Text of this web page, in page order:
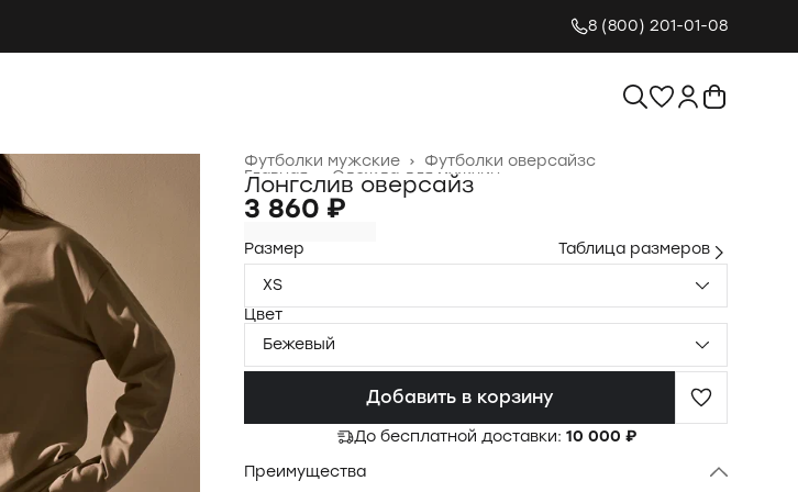
8 (800) 201-01-08
Футболки оверсайзс
Футболки мужские ›
Одежда для мужчин
Главная ›
Лонгслив оверсайз
3 860 ₽
Размер
Таблица размеров
XS
Цвет
Бежевый
Добавить в корзину
До бесплатной доставки: 10 000 ₽
Преимущества